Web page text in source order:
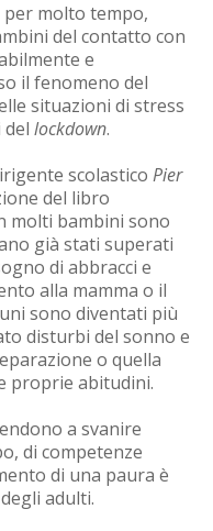
per molto tempo,
del contatto con
e
il fenomeno del
situazioni di stress
lockdown.
scolastico Pier
del libro
molti bambini sono
già stati superati
di abbracci e
alla mamma o il
sono diventati più
disturbi del sonno e
o quella
proprie abitudini.
a svanire
di competenze
di una paura è
adulti.